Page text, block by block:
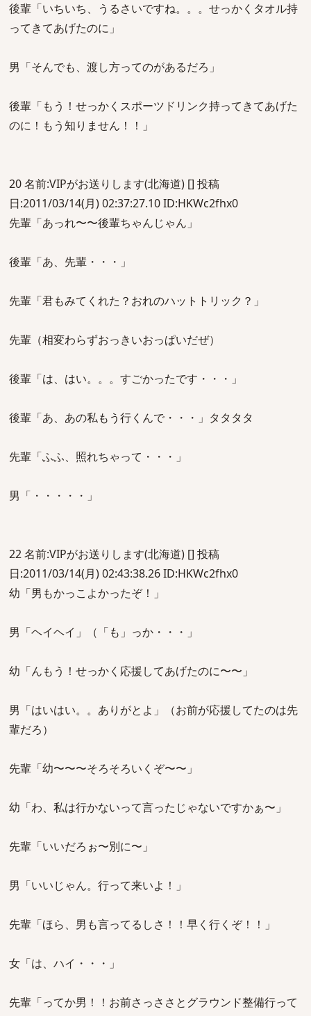
後輩「いちいち、うるさいですね。。。せっかくタオル持
ってきてあげたのに」
男「そんでも、渡し方ってのがあるだろ」
後輩「もう！せっかくスポーツドリンク持ってきてあげた
のに！もう知りません！！」
20 名前:VIPがお送りします(北海道) [] 投稿
日:2011/03/14(月) 02:37:27.10 ID:HKWc2fhx0
先輩「あっれ〜〜後輩ちゃんじゃん」
後輩「あ、先輩・・・」
先輩「君もみてくれた？おれのハットトリック？」
先輩（相変わらずおっきいおっぱいだぜ）
後輩「は、はい。。。すごかったです・・・」
後輩「あ、あの私もう行くんで・・・」タタタタ
先輩「ふふ、照れちゃって・・・」
男「・・・・・」
22 名前:VIPがお送りします(北海道) [] 投稿
日:2011/03/14(月) 02:43:38.26 ID:HKWc2fhx0
幼「男もかっこよかったぞ！」
男「ヘイヘイ」（「も」っか・・・」
幼「んもう！せっかく応援してあげたのに〜〜」
男「はいはい。。ありがとよ」（お前が応援してたのは先
輩だろ）
先輩「幼〜〜〜そろそろいくぞ〜〜」
幼「わ、私は行かないって言ったじゃないですかぁ〜」
先輩「いいだろぉ〜別に〜」
男「いいじゃん。行って来いよ！」
先輩「ほら、男も言ってるしさ！！早く行くぞ！！」
女「は、ハイ・・・」
先輩「ってか男！！お前さっささとグラウンド整備行って